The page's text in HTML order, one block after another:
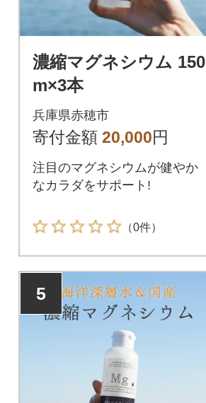
濃縮マグネシウム 150
m×3本
兵庫県赤穂市
寄付金額 20,000円
注目のマグネシウムが健やか
なカラダをサポート!
（0件）
5